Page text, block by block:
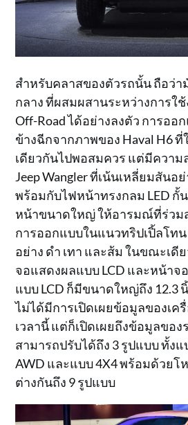
สำหรับคลาสของตัวรถนั้น ถือว่า
กลาง ที่ผสมผสานระหว่างการใ
Off-Road ได้อย่างลงตัว การอ
ข้างฉีกจากภาพของ Haval H6
เดียวกันไปพอสมควร แต่มีควา
Jeep Wangler ที่เน้นเหลี่ยมสันอ
พร้อมกับไฟหน้าทรงกลม LED กั้
หน้าขนาดใหญ่ ให้อารมณ์ที่ร่วม
การออกแบบในแนวทริปเปิ้ลโท
อย่าง ดำ เทา และส้ม ในขณะเดี
จอแสดงผลแบบ LCD และหน้าจ
แบบ LCD ก็มีขนาดใหญ่ถึง 12.3
ไม่ได้มีการเปิดเผยข้อมูลของเ
เวลานี้ แต่ก็เปิดเผยถึงข้อมูลขอ
สามารถปรับได้ถึง 3 รูปแบบ ทั้ง
AWD และแบบ 4X4 พร้อมด้วย
ต่างกันถึง 9 รูปแบบ